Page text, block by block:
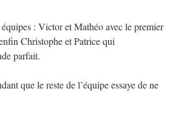
: Victor et Mathéo avec le premier
Christophe et Patrice qui
parfait.
que le reste de l’équipe essaye de ne